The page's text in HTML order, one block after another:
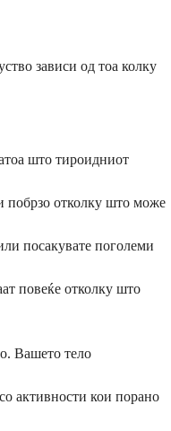
зависи од тоа колку
што тироидниот
побрзо отколку што може
посакувате поголеми
повеќе отколку што
Вашето тело
активности кои порано